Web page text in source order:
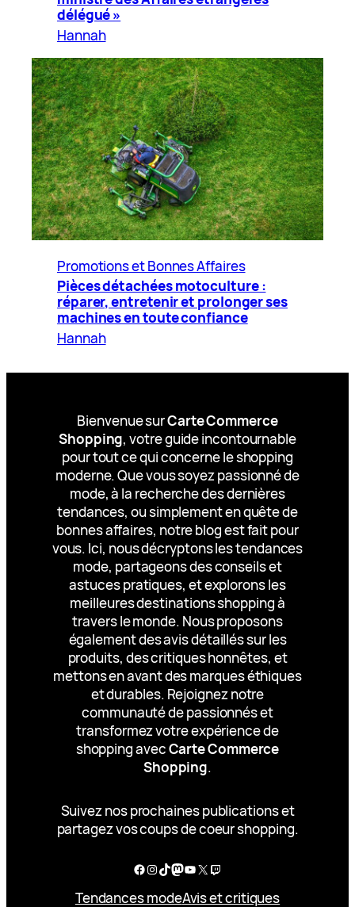
délégué »
Hannah
Promotions et Bonnes Affaires
Pièces détachées motoculture :
réparer, entretenir et prolonger ses
machines en toute confiance
Hannah
Bienvenue surCarte Commerce
Shopping, votre guide incontournable
pour tout ce qui concerne le shopping
moderne. Que vous soyez passionné de
mode, à la recherche des dernières
tendances, ou simplement en quête de
bonnes affaires, notre blog est fait pour
vous. Ici, nous décryptons les tendances
mode, partageons des conseils et
astuces pratiques, et explorons les
meilleures destinations shopping à
travers le monde. Nous proposons
également des avis détaillés sur les
produits, des critiques honnêtes, et
mettons en avant des marques éthiques
et durables. Rejoignez notre
communauté de passionnés et
transformez votre expérience de
shopping avecCarte Commerce
Shopping.
Suivez nos prochaines publications et
partagez vos coups de coeur shopping.
Facebook
Instagram
TikTok
Mastodon
YouTube
X Twitch
Tendances modeAvis et critiques